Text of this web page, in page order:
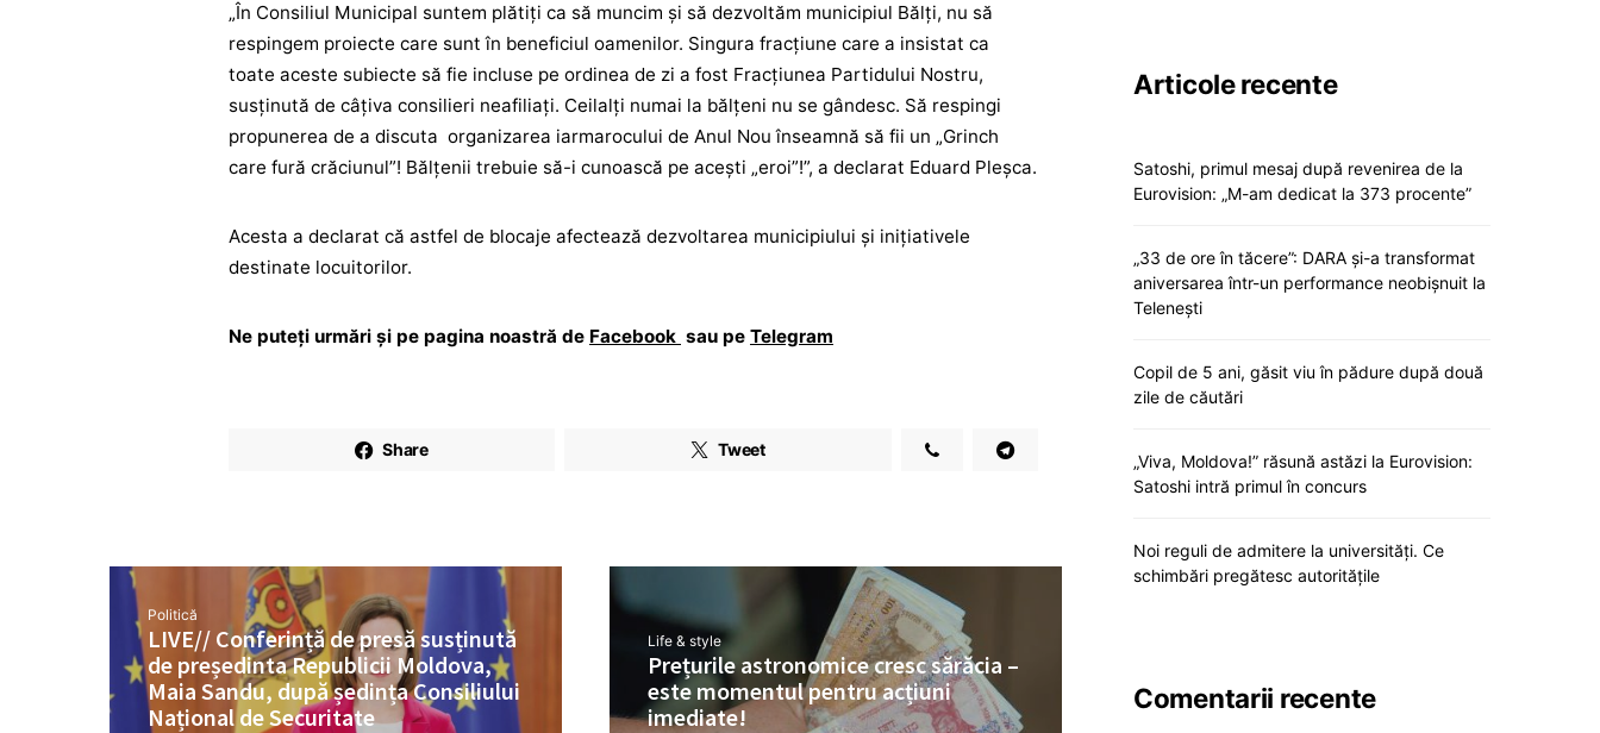
„În Consiliul Municipal suntem plătiți ca să muncim și să dezvoltăm municipiul Bălți, nu să
respingem proiecte care sunt în beneficiul oamenilor. Singura fracțiune care a insistat ca
toate aceste subiecte să fie incluse pe ordinea de zi a fost Fracțiunea Partidului Nostru,
susținută de câțiva consilieri neafiliați. Ceilalți numai la bălțeni nu se gândesc. Să respingi
propunerea de a discuta organizarea iarmarocului de Anul Nou înseamnă să fii un „Grinch
care fură crăciunul”! Bălțenii trebuie să-i cunoască pe acești „eroi”!”, a declarat Eduard Pleșca.
Acesta a declarat că astfel de blocaje afectează dezvoltarea municipiului și inițiativele
destinate locuitorilor.
Ne puteți urmări și pe pagina noastră de Facebook sau pe Telegram
Share Tweet
Politică
LIVE// Conferință de presă susținută
de președinta Republicii Moldova,
Maia Sandu, după ședința Consiliului
Național de Securitate
Life & style
Prețurile astronomice cresc sărăcia –
este momentul pentru acțiuni
imediate!
Articole recente
Satoshi, primul mesaj după revenirea de la
Eurovision: „M-am dedicat la 373 procente”
„33 de ore în tăcere”: DARA și-a transformat
aniversarea într-un performance neobișnuit la
Telenești
Copil de 5 ani, găsit viu în pădure după două
zile de căutări
„Viva, Moldova!” răsună astăzi la Eurovision:
Satoshi intră primul în concurs
Noi reguli de admitere la universități. Ce
schimbări pregătesc autoritățile
Comentarii recente